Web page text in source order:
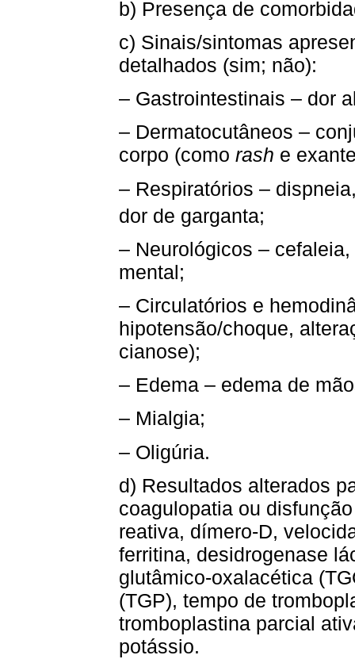
b) Presença de
c) Sinais/sintomas
detalhados (sim; não):
– Gastrointestinais – dor
– Dermatocutâneos –
corpo (como rash e
– Respiratórios –
dor de garganta;
– Neurológicos –
mental;
– Circulatórios e
hipotensão/choque,
cianose);
– Edema – edema de
– Mialgia;
– Oligúria.
d) Resultados alterados
coagulopatia ou
reativa, dímero-D,
ferritina, desidrogenase
glutâmico-oxalacética
(TGP), tempo de
tromboplastina parcial
potássio.